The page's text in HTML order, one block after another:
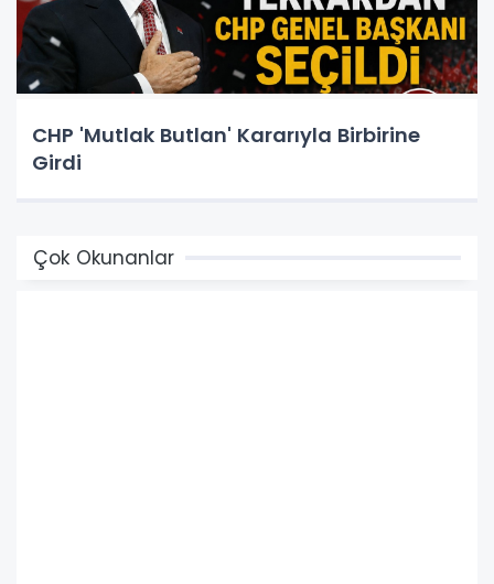
CHP 'Mutlak Butlan' Kararıyla Birbirine
Girdi
Çok Okunanlar